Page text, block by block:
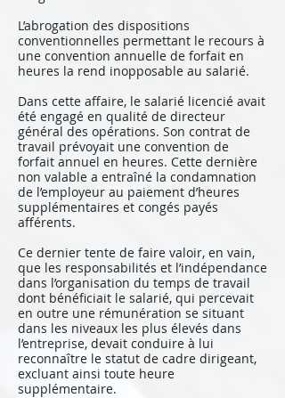
L’abrogation des dispositions
conventionnelles permettant le recours à
une convention annuelle de forfait en
heures la rend inopposable au salarié.
Dans cette affaire, le salarié licencié avait
été engagé en qualité de directeur
général des opérations. Son contrat de
travail prévoyait une convention de
forfait annuel en heures. Cette dernière
non valable a entraîné la condamnation
de l’employeur au paiement d’heures
supplémentaires et congés payés
afférents.
Ce dernier tente de faire valoir, en vain,
que les responsabilités et l’indépendance
dans l’organisation du temps de travail
dont bénéficiait le salarié, qui percevait
en outre une rémunération se situant
dans les niveaux les plus élevés dans
l’entreprise, devait conduire à lui
reconnaître le statut de cadre dirigeant,
excluant ainsi toute heure
supplémentaire.